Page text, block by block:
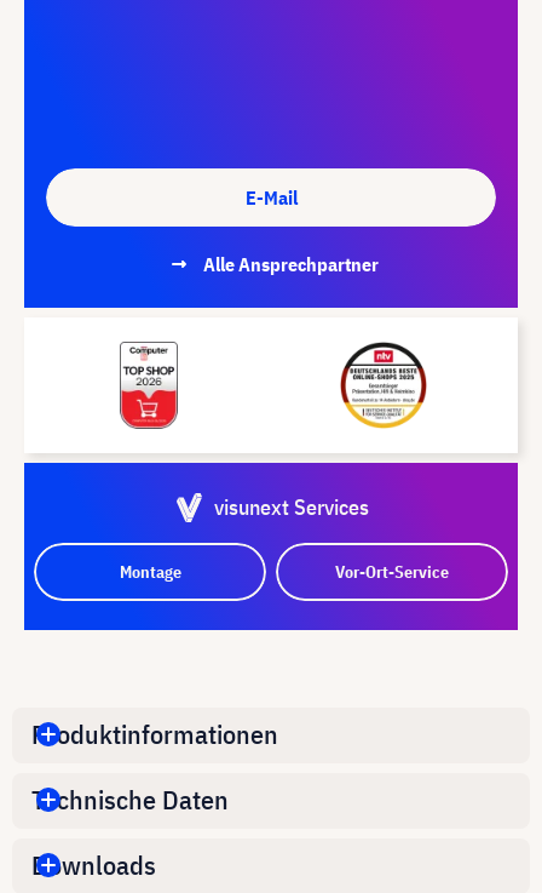
E-Mail
Alle Ansprechpartner
visunext Services
Montage Vor-Ort-Service
Produktinformationen
Technische Daten
Downloads